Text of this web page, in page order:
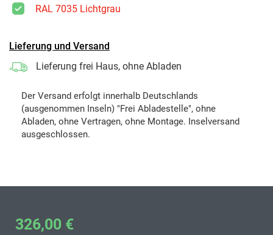
RAL 7035 Lichtgrau
Lieferung und Versand
Lieferung frei Haus, ohne Abladen
Der Versand erfolgt innerhalb Deutschlands
(ausgenommen Inseln) "Frei Abladestelle", ohne
Abladen, ohne Vertragen, ohne Montage. Inselversand
ausgeschlossen.
326,00 €